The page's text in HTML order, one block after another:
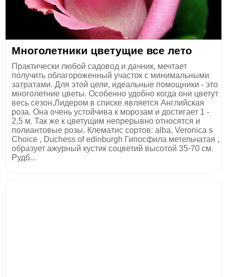
Многолетники цветущие все лето
Практически любой садовод и дачник, мечтает
получить облагороженный участок с минимальными
затратами. Для этой цели, идеальные помощники - это
многолетние цветы. Особенно удобно когда они цветут
весь сезон.Лидером в списке является Английская
роза. Она очень устойчива к морозам и достигает 1 -
2,5 м. Так же к цветущим непрерывно относятся и
полиантовые розы. Клематис сортов: alba, Veronica s
Choice , Duchess of edinburgh Гипосфила метельчатая ,
образует ажурный кустик соцветий высотой 35-70 см.
Рудб...